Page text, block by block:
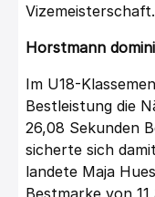
Vizemeisterschaft.
Horstmann
Im U18-
Bestleistung die
26,08 Sekunden
sicherte sich
landete Maja